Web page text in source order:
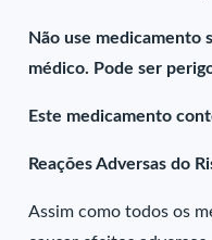
Não use medicamento
médico. Pode ser
Este medicamento
Reações Adversas do
Assim como todos os